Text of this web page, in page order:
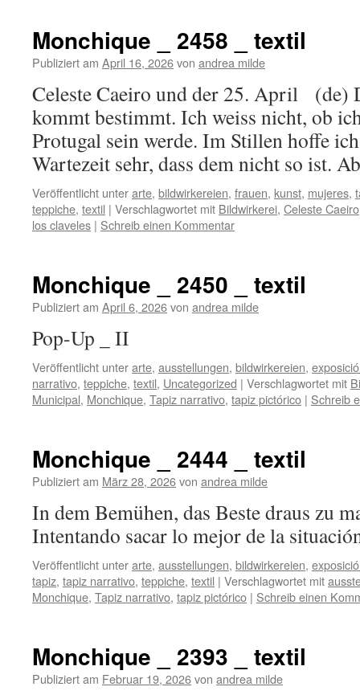
Monchique _ 2458 _ textil
Publiziert am April 16, 2026von andrea milde
Celeste Caeiro und der 25. April (de)
kommt bestimmt. Ich weiss nicht, ob
Protugal sein werde. Im Stillen hoffe
Wartezeit sehr, dass dem nicht so ist.
Veröffentlicht unterarte, bildwirkereien, frauen, kunst, mujeres,
teppiche, textil | Verschlagwortet mit Bildwirkerei, Celeste Caeiro
los claveles | Schreib einen Kommentar
Monchique _ 2450 _ textil
Publiziert am April 6, 2026von andrea milde
Pop-Up
Veröffentlicht unterarte, ausstellungen, bildwirkereien,
narrativo, teppiche, textil, Uncategorized | Verschlagwortet mit
Municipal, Monchique, Tapiz narrativo, tapiz pictórico | Schreib
Monchique _ 2444 _ textil
Publiziert am März 28, 2026von andrea milde
In dem Bemühen, das Beste draus zu
Intentando sacar lo mejor de la
Veröffentlicht unterarte, ausstellungen, bildwirkereien,
tapiz, tapiz narrativo, teppiche, textil | Verschlagwortet mit
Monchique, Tapiz narrativo, tapiz pictórico | Schreib einen
Monchique _ 2393 _ textil
Publiziert am Februar 19, 2026von andrea milde